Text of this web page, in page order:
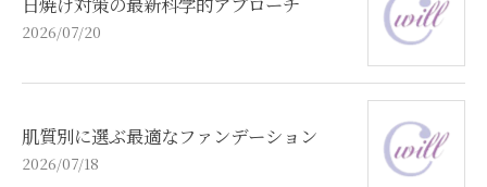
2026/07/20
肌質別に選ぶ最適なファンデーション
2026/07/18